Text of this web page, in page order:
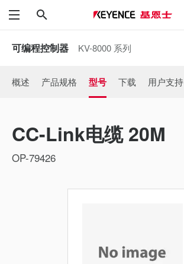
菜单
可编程控制器 KV-8000 系列
概述 产品规格 型号 下载 用户支持
CC-Link电缆 20M
OP-79426